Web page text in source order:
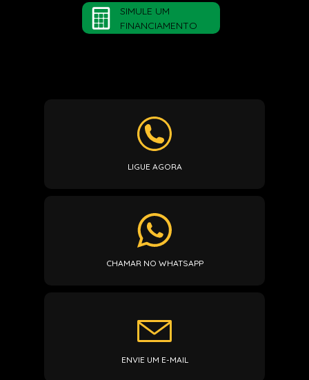
SIMULE UM
FINANCIAMENTO
LIGUE AGORA
CHAMAR NO WHATSAPP
ENVIE UM E-MAIL